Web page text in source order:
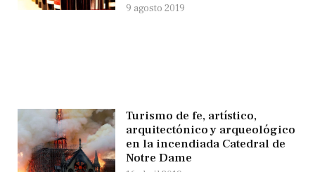
9 agosto 2019
Turismo de fe, artístico,
arquitectónico y arqueológico
en la incendiada Catedral de
Notre Dame